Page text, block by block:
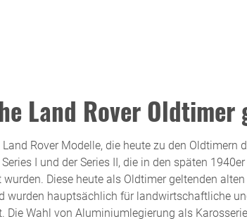
Land Rover Oldtimer
Land Rover Modelle, die heute zu den Oldtimern
I und der Series II, die in den späten
wurden. Diese heute als Oldtimer geltenden
wurden hauptsächlich für landwirtschaftliche
Die Wahl von Aluminiumlegierung als